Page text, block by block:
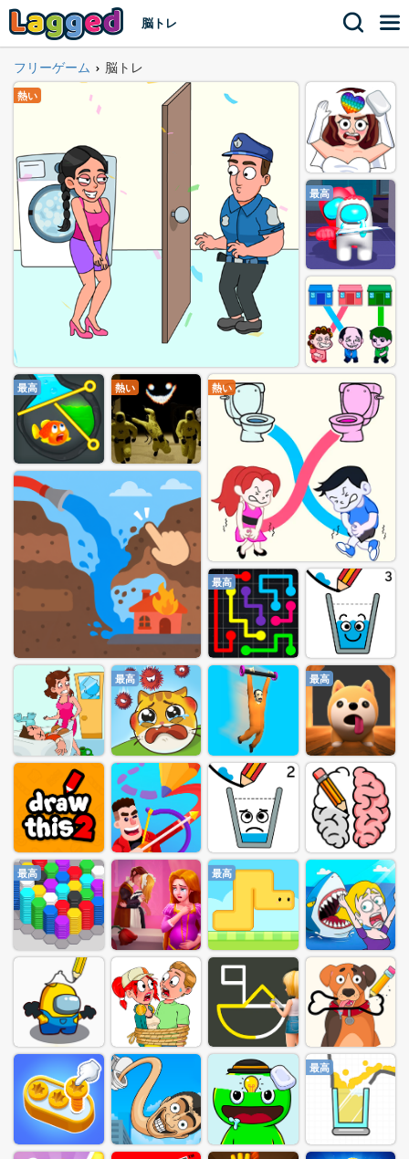
脳トレ
フリーゲーム › 脳トレ
熱い
熱い
最高
最高 熱い
最高
最高 最高
最高 最高
最高